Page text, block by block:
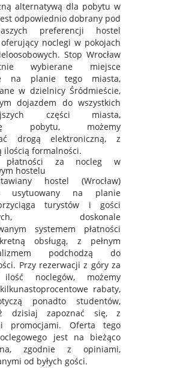
alternatywą dla pobytu w
odpowiednio dobrany pod
preferencji hostel
oferujący noclegi w pokojach
Stop Wrocław
wybierane miejsce
na planie tego miasta,
w dzielnicy Śródmieście,
dojazdem do wszystkich
części miasta,
pobytu, możemy
drogą elektroniczną, z
ilością formalności.
płatności za nocleg w
hostelu
hostel (Wrocław)
usytuowany na planie
turystów i gości
doskonale
systemem płatności
obsługą, z pełnym
podchodzą do
Przy rezerwacji z góry za
noclegów, możemy
rabaty,
ponadto studentów,
dzisiaj zapoznać się, z
promocjami. Oferta tego
jest na bieżąco
zgodnie z opiniami,
od byłych gości.